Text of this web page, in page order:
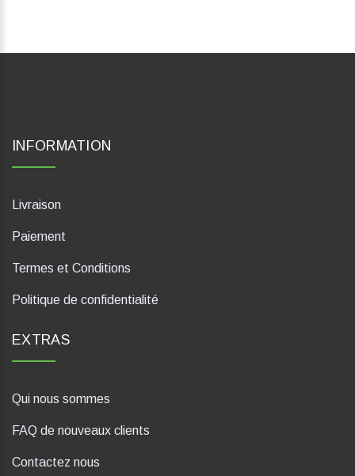
INFORMATION
Livraison
Paiement
Termes et Conditions
Politique de confidentialité
EXTRAS
Qui nous sommes
FAQ de nouveaux clients
Contactez nous